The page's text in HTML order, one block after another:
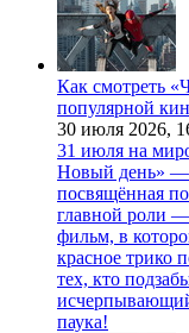
Как смотреть
популярной
30 июля 2026,
31 июля на
Новый день» —
посвящённая
главной роли
фильм, в
красное трико
тех, кто
паука!